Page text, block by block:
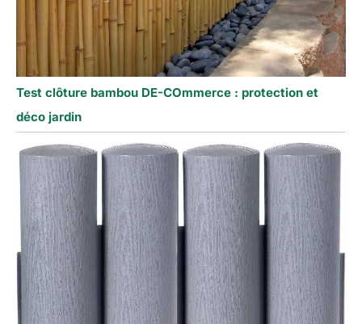
Test clôture bambou DE-COmmerce : protection et
déco jardin